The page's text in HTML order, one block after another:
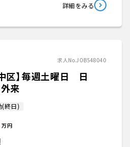
詳細をみる
求人No.JOB548040
区】毎週土曜日 日
来
(終日)
万円